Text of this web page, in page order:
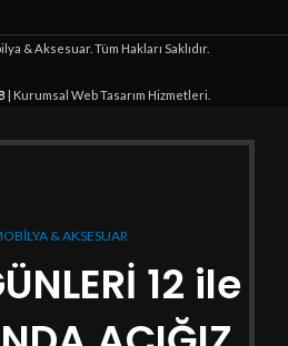
& Aksesuar. Tüm Hakları Saklıdır.
| Kurumsal Web Tasarım Hizmetleri.
& AKSESUAR
12 ile